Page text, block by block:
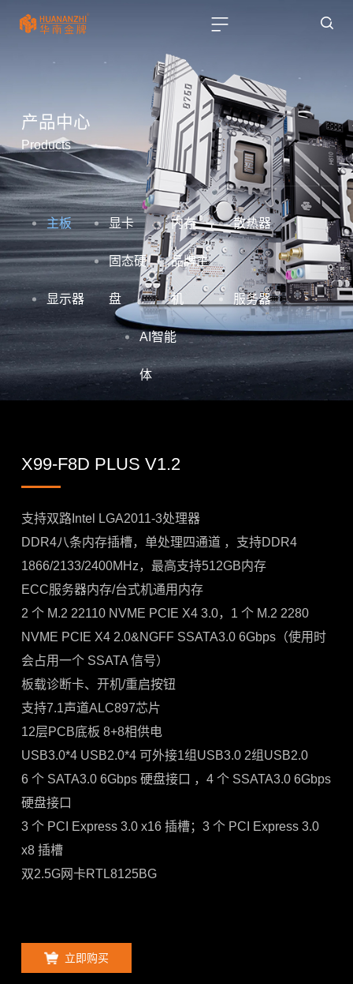
产品中心
Products
主板 显卡 内存 散热器
显示器
固态硬
盘
品牌主
机 服务器
AI智能
体
X99-F8D PLUS V1.2
支持双路Intel LGA2011-3处理器
DDR4八条内存插槽，单处理四通道 ，支持DDR4
1866/2133/2400MHz，最高支持512GB内存
ECC服务器内存/台式机通用内存
2 个 M.2 22110 NVME PCIE X4 3.0，1 个 M.2 2280
NVME PCIE X4 2.0&NGFF SSATA3.0 6Gbps（使用时
会占用一个 SSATA 信号）
板载诊断卡、开机/重启按钮
支持7.1声道ALC897芯片
12层PCB底板 8+8相供电
USB3.0*4 USB2.0*4 可外接1组USB3.0 2组USB2.0
6 个 SATA3.0 6Gbps 硬盘接口 ，4 个 SSATA3.0 6Gbps
硬盘接口
3 个 PCI Express 3.0 x16 插槽；3 个 PCI Express 3.0
x8 插槽
双2.5G网卡RTL8125BG
立即购买